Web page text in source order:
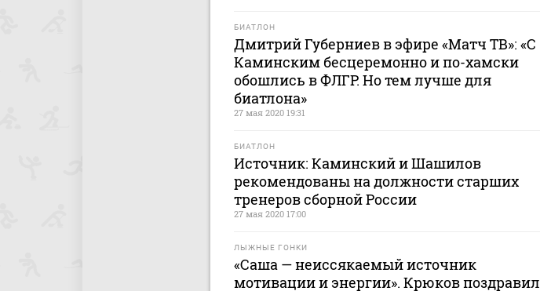
БИАТЛОН
Дмитрий Губерниев в эфире «Матч ТВ»: «С
Каминским бесцеремонно и по-хамски
обошлись в ФЛГР. Но тем лучше для
биатлона»
27 мая 2020 19:31
БИАТЛОН
Источник: Каминский и Шашилов
рекомендованы на должности старших
тренеров сборной России
27 мая 2020 17:00
ЛЫЖНЫЕ ГОНКИ
«Саша — неиссякаемый источник
мотивации и энергии». Крюков поздравил